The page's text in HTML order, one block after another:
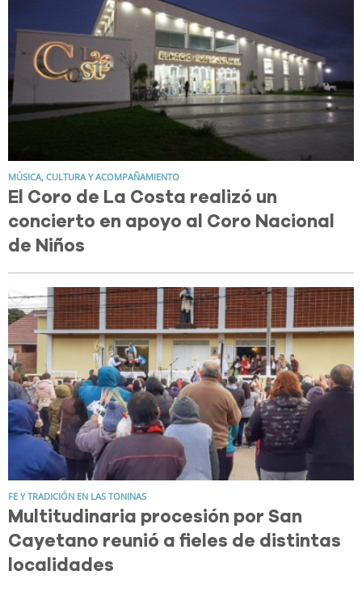
MÚSICA, CULTURA Y ACOMPAÑAMIENTO
El Coro de La Costa realizó un
concierto en apoyo al Coro Nacional
de Niños
FE Y TRADICIÓN EN LAS TONINAS
Multitudinaria procesión por San
Cayetano reunió a fieles de distintas
localidades